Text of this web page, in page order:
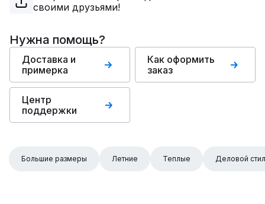
своими друзьями!
Нужна помощь?
Доставка и
примерка
Как оформить
заказ
Центр
поддержки
Большие размеры Летние Теплые Деловой